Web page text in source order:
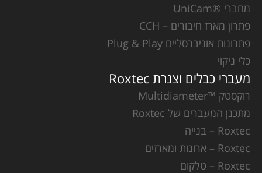
מחברי ®UniCam
פתרון מארז חיבורים – CCH
פתרונות אוניברסליים Plug & Play
כלי ניקוי
מעברי כבלים וצנרת Roxtec
רוקסטק ™Multidiameter
מתכנן המעברים של Roxtec
Roxtec – בנייה
Roxtec – ארונות ומארזים
Roxtec – טלקום